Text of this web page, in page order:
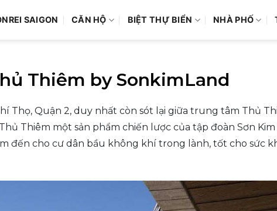
SAIGON CĂN HỘ BIỆT THỰ BIỂN NHÀ PHỐ
Thiêm by SonkimLand
Thọ, Quận 2, duy nhất còn sót lại giữa trung tâm Thủ
Thiêm một sản phẩm chiến lược của tập đoàn Sơn
đến cho cư dân bầu không khí trong lành, tốt cho sức